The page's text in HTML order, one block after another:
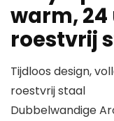
warm,
roestvrij
Tijdloos design,
roestvrij staal
Dubbelwandige